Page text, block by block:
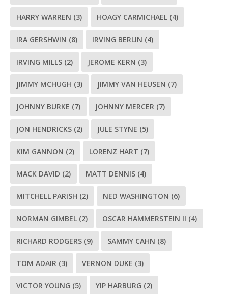
HARRY WARREN (3) HOAGY CARMICHAEL (4)
IRA GERSHWIN (8) IRVING BERLIN (4)
IRVING MILLS (2) JEROME KERN (3)
JIMMY MCHUGH (3) JIMMY VAN HEUSEN (7)
JOHNNY BURKE (7) JOHNNY MERCER (7)
JON HENDRICKS (2) JULE STYNE (5)
KIM GANNON (2) LORENZ HART (7)
MACK DAVID (2) MATT DENNIS (4)
MITCHELL PARISH (2) NED WASHINGTON (6)
NORMAN GIMBEL (2) OSCAR HAMMERSTEIN II (4)
RICHARD RODGERS (9) SAMMY CAHN (8)
TOM ADAIR (3) VERNON DUKE (3)
VICTOR YOUNG (5) YIP HARBURG (2)